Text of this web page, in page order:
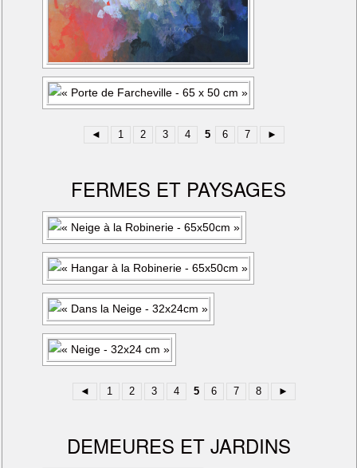
◄ 1 2 3 4 5 6 7 ►
FERMES ET PAYSAGES
◄ 1 2 3 4 5 6 7 8 ►
DEMEURES ET JARDINS